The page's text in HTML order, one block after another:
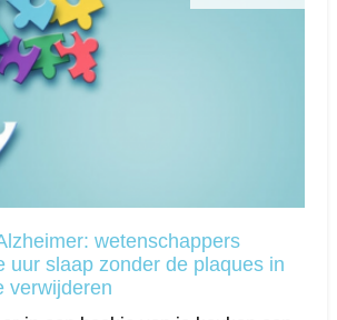
wetenschappers
uur slaap zonder de plaques in
verwijderen